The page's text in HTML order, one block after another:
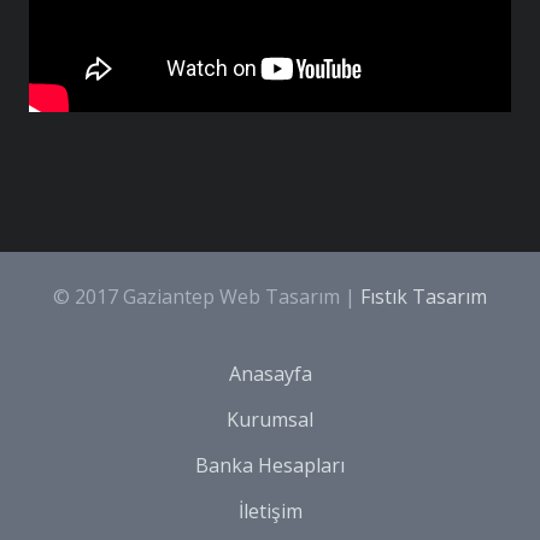
© 2017 Gaziantep Web Tasarım | Fıstık Tasarım
Anasayfa
Kurumsal
Banka Hesapları
İletişim